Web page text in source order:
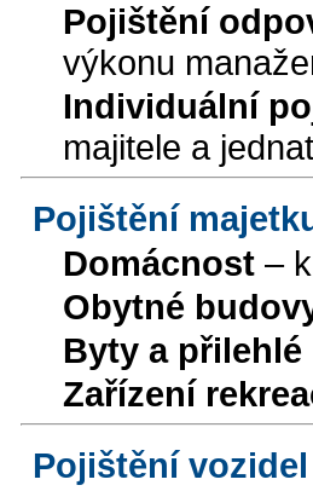
Pojištění
výkonu
Individuální
majitele a
Pojištění
Domácnost –
Obytné
Byty a
Zařízení
Pojištění vozidel